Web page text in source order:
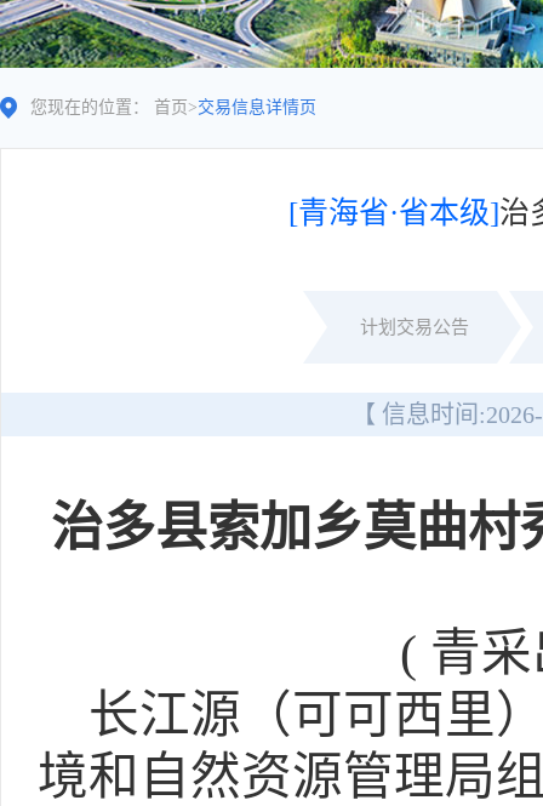
您现在的位置： 首页 >交易信息详情页
[青海省·省本级]治
计划交易公告
【 信息时间:
治多县索加乡莫曲村
( 青
长江源（可可西里
境和自然资源管理局